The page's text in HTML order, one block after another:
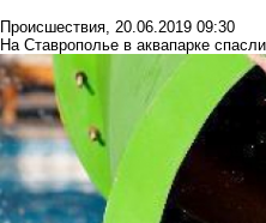
Происшествия, 20.06.2019 09:30
На Ставрополье в аквапарке